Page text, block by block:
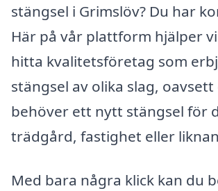
stängsel i Grimslöv? Du har
Här på vår plattform hjälper
hitta kvalitetsföretag som
stängsel av olika slag, oavsett
behöver ett nytt stängsel för
trädgård, fastighet eller
Med bara några klick kan du